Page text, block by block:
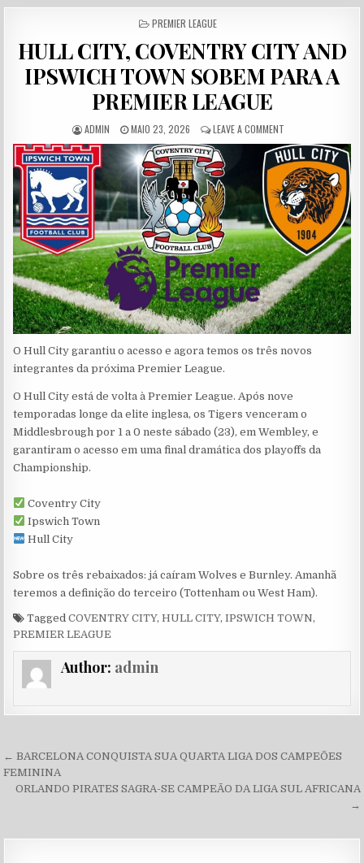
POSTED IN
PREMIER LEAGUE
HULL CITY, COVENTRY CITY AND
IPSWICH TOWN SOBEM PARA A
PREMIER LEAGUE
AUTHOR:
ADMIN PUBLISHED DATE:
MAIO 23, 2026 LEAVE A COMMENTON HULL CITY,
O Hull City garantiu o acesso e agora temos os três novos
integrantes da próxima Premier League.
O Hull City está de volta à Premier League. Após nove
temporadas longe da elite inglesa, os Tigers venceram o
Middlesbrough por 1 a 0 neste sábado (23), em Wembley, e
garantiram o acesso em uma final dramática dos playoffs da
Championship.
Coventry City
Ipswich Town
Hull City
Sobre os três rebaixados: já caíram Wolves e Burnley. Amanhã
teremos a definição do terceiro (Tottenham ou West Ham).
TaggedCOVENTRY CITY,HULL CITY,IPSWICH TOWN,
PREMIER LEAGUE
Author: admin
Navegação de Post
← BARCELONA CONQUISTA SUA QUARTA LIGA DOS CAMPEÕES
FEMININA
ORLANDO PIRATES SAGRA-SE CAMPEÃO DA LIGA SUL AFRICANA
→